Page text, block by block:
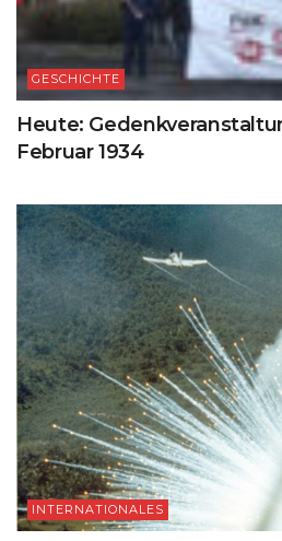
GESCHICHTE
Heute:
Februar 1934
INTERNATIONALES